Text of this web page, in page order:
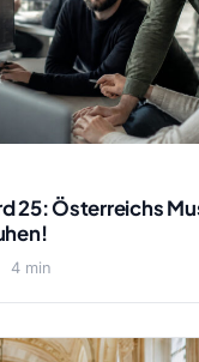
25: Österreichs
4 min